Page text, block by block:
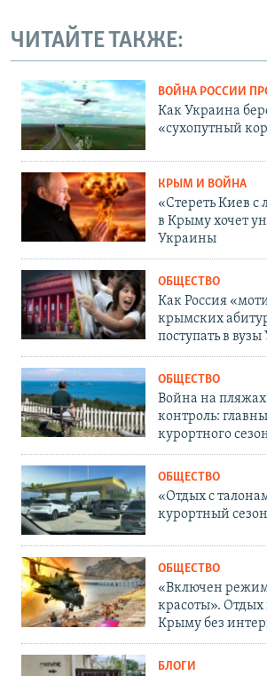
ЧИТАЙТЕ ТАКЖЕ:
ВОЙНА РОССИИ
Как Украина
«сухопутный
КРЫМ И ВОЙНА
«Стереть Киев с
в Крыму хочет
Украины
ОБЩЕСТВО
Как Россия
крымских
поступать в
ОБЩЕСТВО
Война на
контроль:
курортного
ОБЩЕСТВО
«Отдых с
курортный
ОБЩЕСТВО
«Включен
красоты».
Крыму без
БЛОГИ